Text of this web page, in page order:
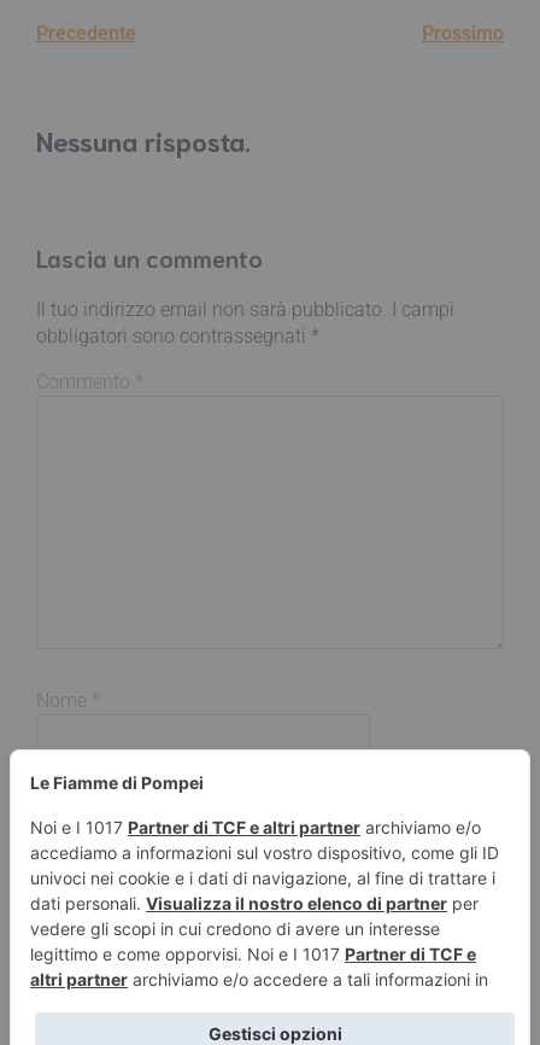
Precedente Prossimo
Nessuna risposta.
Lascia un commento
Il tuo indirizzo email non sarà pubblicato. I campi
obbligatori sono contrassegnati *
Commento *
Nome *
Sito web